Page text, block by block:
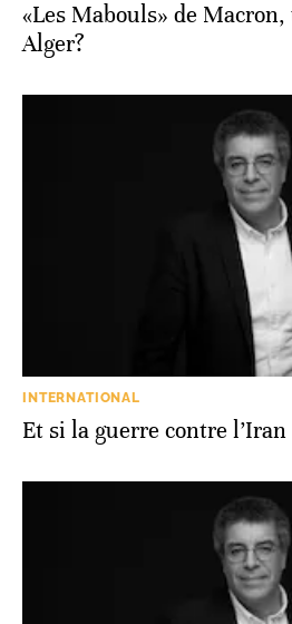
«Les Mabouls» de
Alger?
INTERNATIONAL
Et si la guerre contre l’Iran